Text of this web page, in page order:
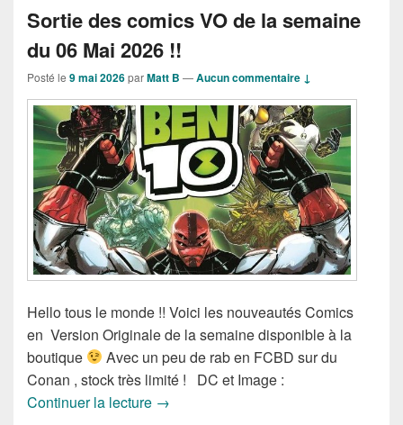
Sortie des comics VO de la semaine
du 06 Mai 2026 !!
Posté le 9 mai 2026parMatt B —Aucun commentaire ↓
Hello tous le monde !! Voici les nouveautés Comics
en Version Originale de la semaine disponible à la
boutique
Avec un peu de rab en FCBD sur du
Conan , stock très limité ! DC et Image :
Continuer la lecture Sortie des comics VO de la semaine
→